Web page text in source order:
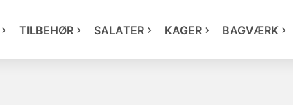
TILBEHØR SALATER KAGER BAGVÆRK